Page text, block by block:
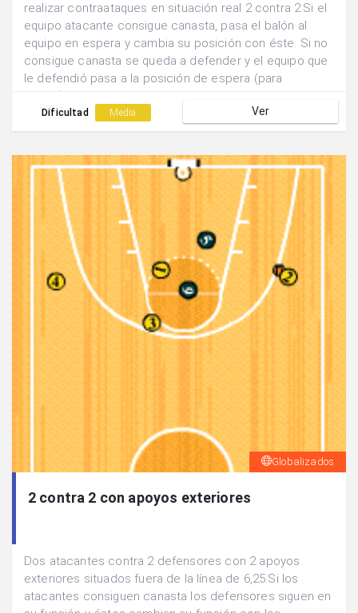
realizar contraataques en situación real 2 contra 2.Si el
equipo atacante consigue canasta, pasa el balón al
equipo en espera y cambia su posición con éste. Si no
consigue canasta se queda a defender y el equipo que
le defendió pasa a la posición de espera (para
equipo.
Dificultad Media Ver
Globalizados
2 contra 2 con apoyos exteriores
Dos atacantes contra 2 defensores con 2 apoyos
exteriores situados fuera de la línea de 6,25.Si los
atacantes consiguen canasta los defensores siguen en